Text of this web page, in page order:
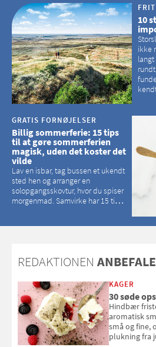
hvilke kirker, der er en omvej værd
10
ikke
GRATIS FORNØJELSER
Billig sommerferie: 15 tips
til at gøre sommerferien
magisk, uden det koster det
vilde
Lav en isbar, tag bussen et ukendt
sted hen og arranger en
solopgangsskovtur, hvor du spiser
morgenmad. Samvirke har 15 tips
REDAKTIONEN
KAGER
30 søde
Hindbær
aromatisk
små og fine,
plukning fra